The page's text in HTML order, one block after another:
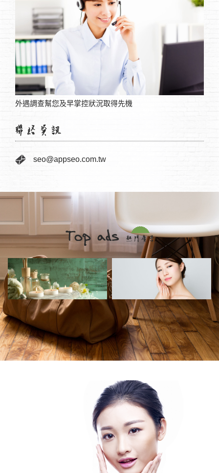
外遇調查幫您及早掌控狀況取得先機
seo@appseo.com.tw